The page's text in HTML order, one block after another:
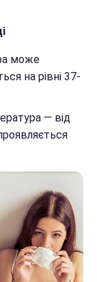
може
на рівні 37-
— від